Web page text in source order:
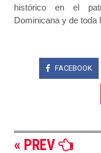
histórico en el
Dominicana y de toda
FACEBOOK
« PREV